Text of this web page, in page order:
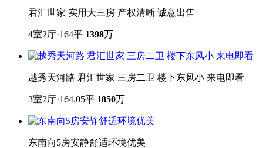
君汇世家 实用大三房 产权清晰 诚意出售
4室2厅·164平 1398万
越秀天河路 君汇世家 三房二卫 楼下东风小 来电即看
3室2厅·164.05平 1850万
东南向5房安静舒适环境优美